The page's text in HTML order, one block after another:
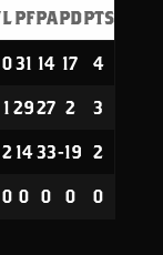
L PFPAPDPTS
031 14 17 4
1 2927 2 3
2 1433-19 2
0 0 0 0 0